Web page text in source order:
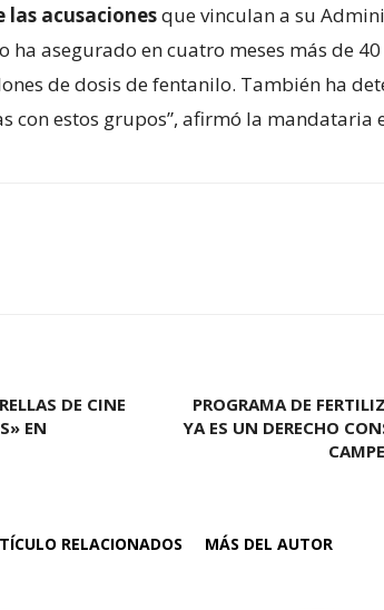
acusacionesque vinculan a su
ha asegurado en cuatro meses más de
de dosis de fentanilo. También ha
con estos grupos”, afirmó la mandataria
DE CINE
EN
PROGRAMA DE
YA ES UN DERECHO
RELACIONADOS MÁS DEL AUTOR